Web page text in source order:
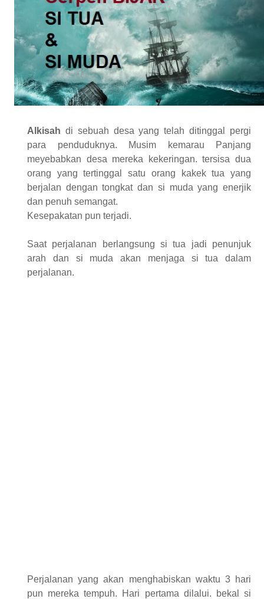
Alkisah di sebuah desa yang telah ditinggal pergi
para penduduknya. Musim kemarau Panjang
meyebabkan desa mereka kekeringan. tersisa dua
orang yang tertinggal satu orang kakek tua yang
berjalan dengan tongkat dan si muda yang enerjik
dan penuh semangat.
Kesepakatan pun terjadi.
Saat perjalanan berlangsung si tua jadi penunjuk
arah dan si muda akan menjaga si tua dalam
perjalanan.
Perjalanan yang akan menghabiskan waktu 3 hari
pun mereka tempuh. Hari pertama dilalui. bekal si